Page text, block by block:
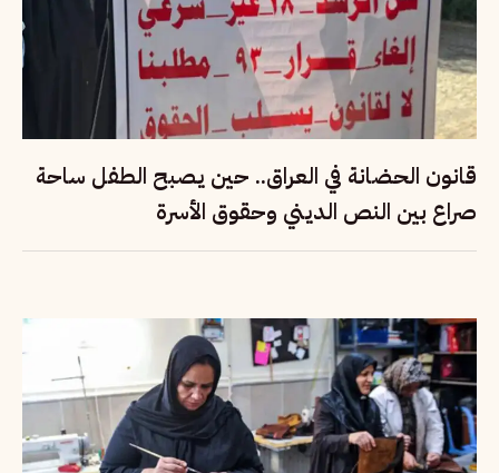
قانون الحضانة في العراق.. حين يصبح الطفل ساحة
صراع بين النص الديني وحقوق الأسرة